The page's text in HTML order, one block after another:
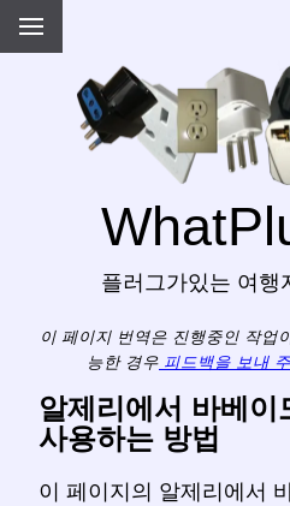
플러그가있는 여행
이 페이지 번역은 진행중인 작업
능한 경우 피드백을 보내
알제리에서 바베이
사용하는 방법
이 페이지의 알제리에서